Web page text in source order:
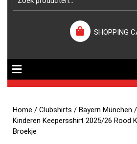
SHOPPING
Home /Clubshirts /Bayern München
Kinderen Keepersshirt 2025/26 Rood
Broekje